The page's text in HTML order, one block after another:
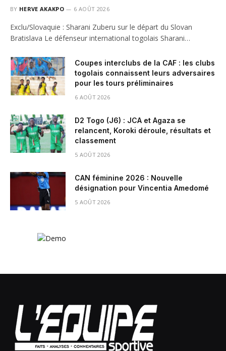
BY HERVE AKAKPO 6 AOÛT 2026
Exclu/Slovaquie : Sharani Zuberu sur le départ du Slovan
Bratislava Le défenseur international togolais Sharani…
Coupes interclubs de la CAF : les clubs
togolais connaissent leurs adversaires
pour les tours préliminaires
6 AOÛT 2026
D2 Togo (J6) : JCA et Agaza se
relancent, Koroki déroule, résultats et
classement
5 AOÛT 2026
CAN féminine 2026 : Nouvelle
désignation pour Vincentia Amedomé
5 AOÛT 2026